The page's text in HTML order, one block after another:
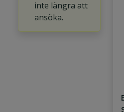
inte längra att
ansöka.